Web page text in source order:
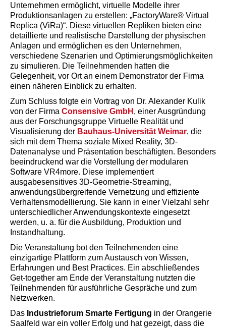
Unternehmen ermöglicht, virtuelle Modelle ihrer
Produktionsanlagen zu erstellen: „FactoryWare® Virtual
Replica (ViRa)“. Diese virtuellen Repliken bieten eine
detaillierte und realistische Darstellung der physischen
Anlagen und ermöglichen es den Unternehmen,
verschiedene Szenarien und Optimierungsmöglichkeiten
zu simulieren. Die Teilnehmenden hatten die
Gelegenheit, vor Ort an einem Demonstrator der Firma
einen näheren Einblick zu erhalten.
Zum Schluss folgte ein Vortrag von Dr. Alexander Kulik
von der Firma Consensive GmbH , einer Ausgründung
aus der Forschungsgruppe Virtuelle Realität und
Visualisierung der Bauhaus-Universität Weimar, die
sich mit dem Thema soziale Mixed Reality, 3D-
Datenanalyse und Präsentation beschäftigten. Besonders
beeindruckend war die Vorstellung der modularen
Software VR4more. Diese implementiert
ausgabesensitives 3D-Geometrie-Streaming,
anwendungsübergreifende Vernetzung und effiziente
Verhaltensmodellierung. Sie kann in einer Vielzahl sehr
unterschiedlicher Anwendungskontexte eingesetzt
werden, u. a. für die Ausbildung, Produktion und
Instandhaltung.
Die Veranstaltung bot den Teilnehmenden eine
einzigartige Plattform zum Austausch von Wissen,
Erfahrungen und Best Practices. Ein abschließendes
Get-together am Ende der Veranstaltung nutzten die
Teilnehmenden für ausführliche Gespräche und zum
Netzwerken.
Das Industrieforum Smarte Fertigung in der Orangerie
Saalfeld war ein voller Erfolg und hat gezeigt, dass die